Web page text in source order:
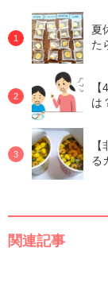
夏
た
は
る
関連記事